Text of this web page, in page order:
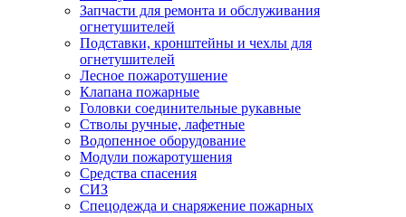
Запчасти для ремонта и обслуживания
огнетушителей
Подставки, кронштейны и чехлы для
огнетушителей
Лесное пожаротушение
Клапана пожарные
Головки соединительные рукавные
Стволы ручные, лафетные
Водопенное оборудование
Модули пожаротушения
Средства спасения
СИЗ
Спецодежда и снаряжение пожарных